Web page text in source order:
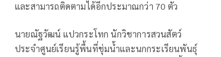
และสามารถติดตามได้อีกประมาณกว่า 70 ตัว
นายณัฐวัฒน์ แปวกระโทก นักวิชาการสวนสัตว์
ประจำศูนย์เรียนรู้พื้นที่ชุ่มน้ำและนกกระเรียนพันธุ์